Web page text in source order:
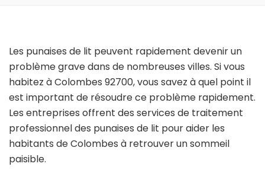
Les punaises de lit peuvent rapidement devenir un
problème grave dans de nombreuses villes. Si vous
habitez à Colombes 92700, vous savez à quel point il
est important de résoudre ce problème rapidement.
Les entreprises offrent des services de traitement
professionnel des punaises de lit pour aider les
habitants de Colombes à retrouver un sommeil
paisible.